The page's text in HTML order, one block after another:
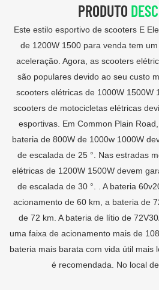
PRODUTO
Este estilo esportivo de scooters E
de 1200W 1500 para venda tem
aceleração. Agora, as scooters
são populares devido ao seu custo
scooters elétricas de 1000W 1500W
scooters de motocicletas elétricas
esportivas. Em Common Plain
bateria de 800W de 1000w 1000W
de escalada de 25 °. Nas estradas
elétricas de 1200W 1500W devem
de escalada de 30 °. . A bateria
acionamento de 60 km, a bateria de
de 72 km. A bateria de lítio de
uma faixa de acionamento mais de
bateria mais barata com vida útil mais
é recomendada. No local